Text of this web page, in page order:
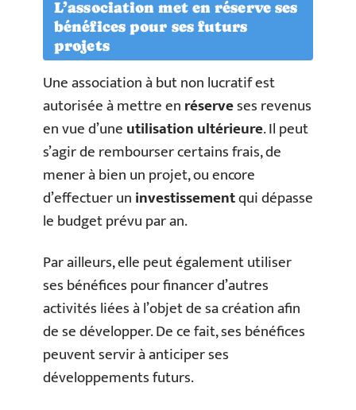
L’association met en réserve ses
bénéfices pour ses futurs
projets
Une association à but non lucratif est
autorisée à mettre enréserveses revenus
en vue d’uneutilisation ultérieure. Il peut
s’agir de rembourser certains frais, de
mener à bien un projet, ou encore
d’effectuer uninvestissementqui dépasse
le budget prévu par an.
Par ailleurs, elle peut également utiliser
ses bénéfices pour financer d’autres
activités liées à l’objet de sa création afin
de se développer. De ce fait, ses bénéfices
peuvent servir à anticiper ses
développements futurs.